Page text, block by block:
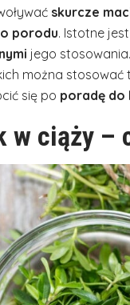
skurcze
porodu. Istotne
jego
można stosować
się po poradę do
w ciąży –